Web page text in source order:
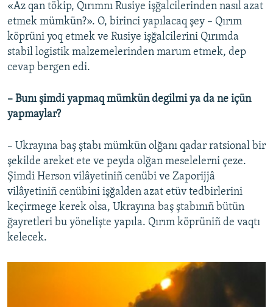
«Az qan tökip, Qırımnı Rusiye işğalcilerinden nasıl azat
etmek mümkün?». O, birinci yapılacaq şey – Qırım
köprüni yoq etmek ve Rusiye işğalcilerini Qırımda
stabil logistik malzemelerinden marum etmek, dep
cevap bergen edi.
– Bunı şimdi yapmaq mümkün degilmi ya da ne içün
yapmaylar?
– Ukrayına baş ştabı mümkün olğanı qadar ratsional bir
şekilde areket ete ve peyda olğan meselelerni çeze.
Şimdi Herson vilâyetiniñ cenübi ve Zaporijjâ
vilâyetiniñ cenübini işğalden azat etüv tedbirlerini
keçirmege kerek olsa, Ukrayına baş ştabınıñ bütün
ğayretleri bu yönelişte yapıla. Qırım köprüniñ de vaqtı
kelecek.